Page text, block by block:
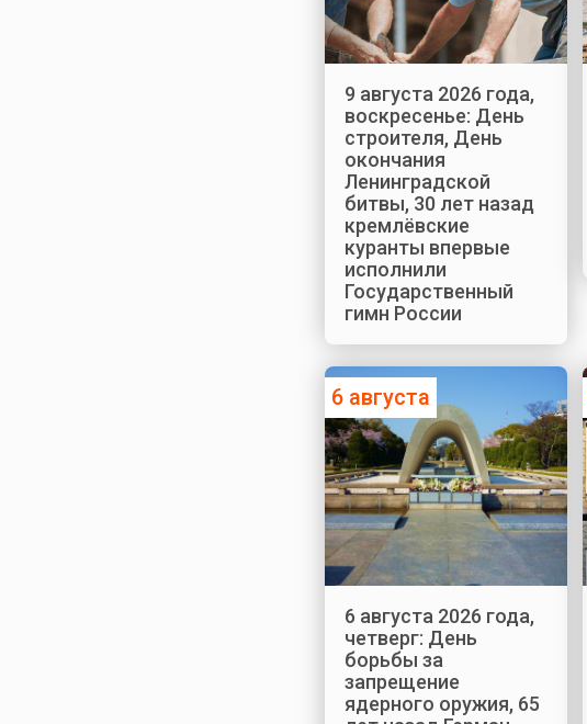
9 августа 2026 года,
воскресенье: День
строителя, День
окончания
Ленинградской
битвы, 30 лет назад
кремлёвские
куранты впервые
исполнили
Государственный
гимн России
6 августа
6 августа 2026 года,
четверг: День
борьбы за
запрещение
ядерного оружия, 65